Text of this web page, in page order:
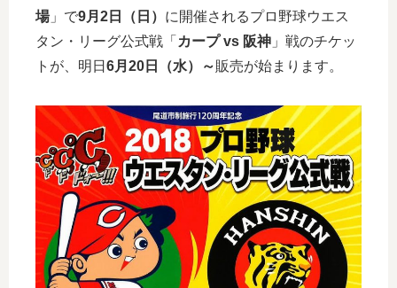
場」で9月2日（日） に開催されるプロ野球ウエス
タン・リーグ公式戦「 カープ vs 阪神 」戦のチケッ
トが、明日 6月20日（水）～販売が始まります。